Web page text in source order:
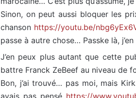
Sinon, on peut aussi bloquer les
chanson https://youtu.be/
passe à autre chose… Passke là,
J’en peux plus autant que cette
battre Franck ZeBeef au niveau de
Bon, j’ai trouvé… pas moi, mais
avais pas pensé https://